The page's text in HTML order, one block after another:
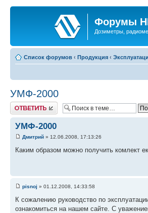
Форумы
Дозиметры,
Список форумов ‹ Продукция ‹
УМФ-2000
Ответить
УМФ-2000
Дмитрий » 12.06.2008, 17:13:26
Каким образом можно получить комлект
pisnoj » 01.12.2008, 14:33:58
К сожалению руководство по
ознакомиться на нашем сайте. С